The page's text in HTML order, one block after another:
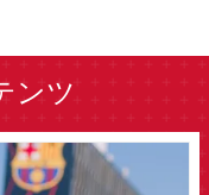
ンツ
badge